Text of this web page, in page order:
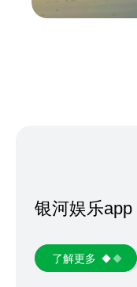
银河娱乐app
了解更多